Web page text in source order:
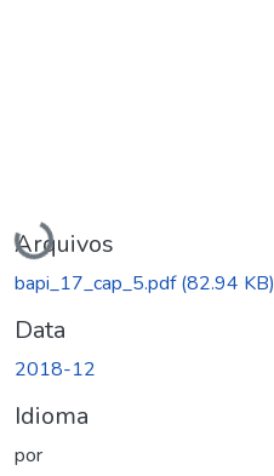
Carregando...
Arquivos
bapi_17_cap_5.pdf(82.94 KB)
Data
2018-12
Idioma
por